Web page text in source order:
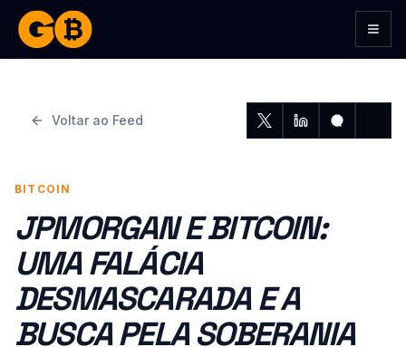
Voltar ao Feed
BITCOIN
JPMORGAN E BITCOIN:
UMA FALÁCIA
DESMASCARADA E A
BUSCA PELA SOBERANIA